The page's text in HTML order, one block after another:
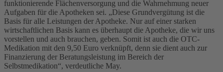
funktionierende Flächenversorgung und die Wahrnehmung neuer
Aufgaben für die Apotheken sei. „Diese Grundvergütung ist die
Basis für alle Leistungen der Apotheke. Nur auf einer starken
wirtschaftlichen Basis kann es überhaupt die Apotheke, die wir uns
vorstellen und auch brauchen, geben. Somit ist auch die OTC-
Medikation mit den 9,50 Euro verknüpft, denn sie dient auch zur
Finanzierung der Beratungsleistung im Bereich der
Selbstmedikation“, verdeutliche May.